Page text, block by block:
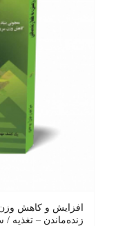
افزایش و کاهش
زنده‌ماندن – تغذیه